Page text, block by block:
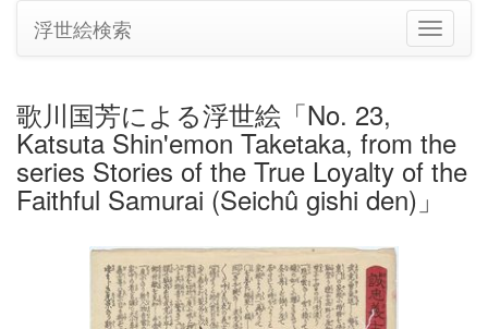
ナ
ビ
ョ
ン
の
浮世絵検索
歌川国芳による浮世絵「No. 23,
Katsuta Shin'emon Taketaka, from the
series Stories of the True Loyalty of the
Faithful Samurai (Seichû gishi den)」